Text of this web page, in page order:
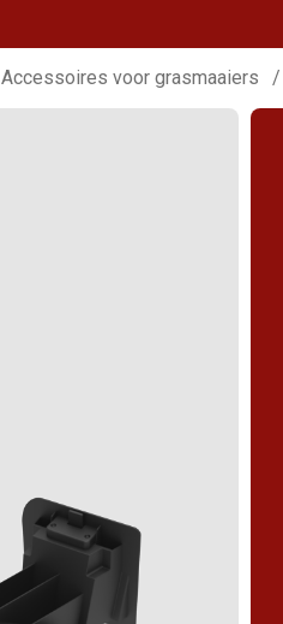
Accessoires voor grasmaaiers